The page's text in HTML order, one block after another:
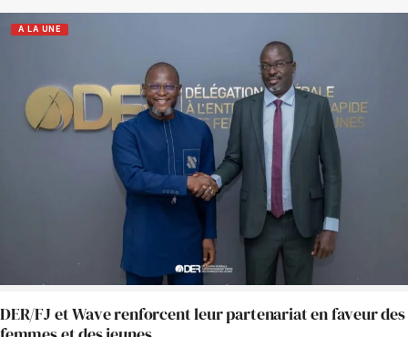
A LA UNE
DER/FJ et Wave renforcent leur partenariat en faveur des